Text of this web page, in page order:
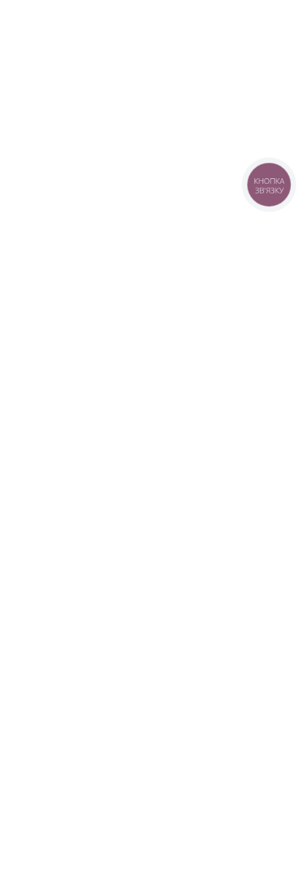
КНОПКА
ЗВ'ЯЗКУ